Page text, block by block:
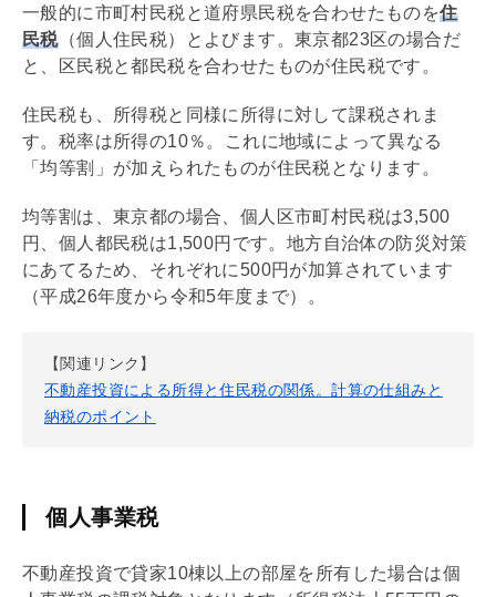
一般的に市町村民税と道府県民税を合わせたものを住
民税（個人住民税）とよびます。東京都23区の場合だ
と、区民税と都民税を合わせたものが住民税です。
住民税も、所得税と同様に所得に対して課税されま
す。税率は所得の10％。これに地域によって異なる
「均等割」が加えられたものが住民税となります。
均等割は、東京都の場合、個人区市町村民税は3,500
円、個人都民税は1,500円です。地方自治体の防災対策
にあてるため、それぞれに500円が加算されています
（平成26年度から令和5年度まで）。
【関連リンク】
不動産投資による所得と住民税の関係。計算の仕組みと
納税のポイント
個人事業税
不動産投資で貸家10棟以上の部屋を所有した場合は個